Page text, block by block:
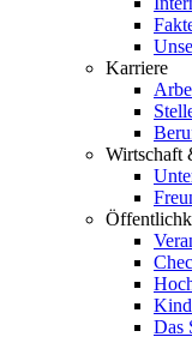
Karriere
Wirtschaft
Das